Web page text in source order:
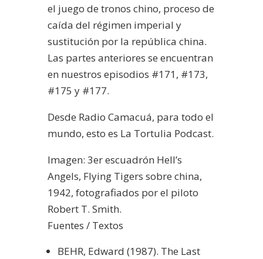
el juego de tronos chino, proceso de
caída del régimen imperial y
sustitución por la república china.
Las partes anteriores se encuentran
en nuestros episodios #171, #173,
#175 y #177.
Desde Radio Camacuá, para todo el
mundo, esto es La Tortulia Podcast.
Imagen: 3er escuadrón Hell’s
Angels, Flying Tigers sobre china,
1942, fotografiados por el piloto
Robert T. Smith.
Fuentes / Textos
BEHR, Edward (1987). The Last